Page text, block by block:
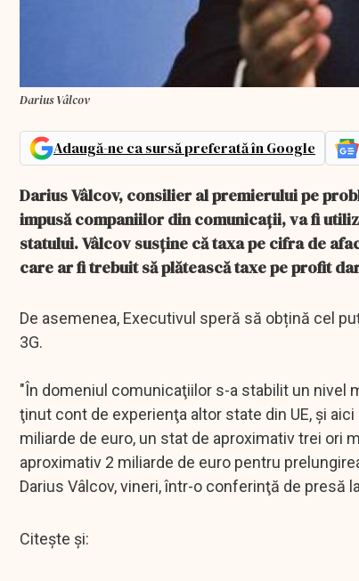
Darius Vâlcov
Adaugă-ne ca sursă preferată în Google
Darius Vâlcov, consilier al premierului pe
impusă companiilor din comunicații, va fi
statului. Vâlcov susține că taxa pe cifra de
care ar fi trebuit să plătească taxe pe profit
De asemenea, Executivul speră să obțină cel
3G.
"În domeniul comunicaţiilor s-a stabilit un nivel
ţinut cont de experienţa altor state din UE, şi
miliarde de euro, un stat de aproximativ trei ori
aproximativ 2 miliarde de euro pentru
Darius Vâlcov, vineri, într-o conferinţă de presă
Citește și: